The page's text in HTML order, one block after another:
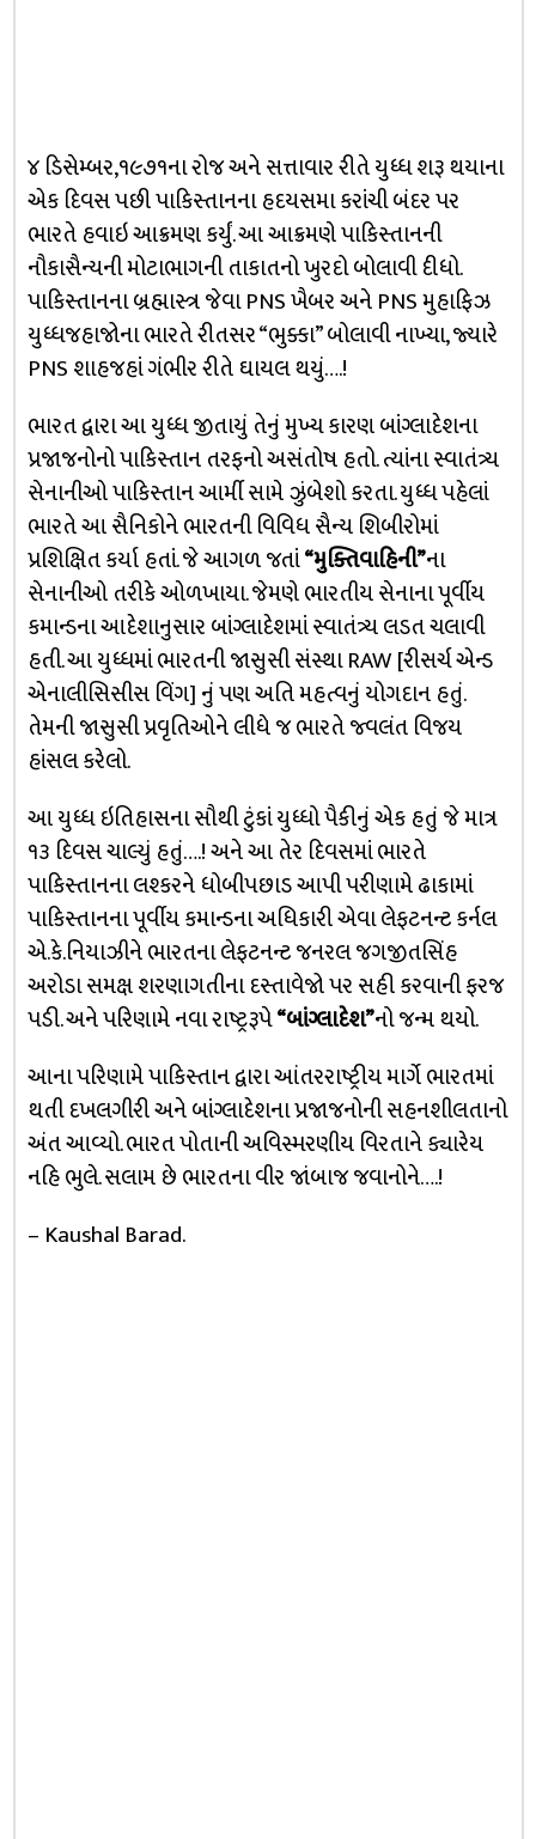
૪ ડિસેમ્બર,૧૯૭૧ના રોજ અને સત્તાવાર રીતે યુધ્ધ શરૂ થયાના
એક દિવસ પછી પાકિસ્તાનના હદયસમા કરાંચી બંદર પર
ભારતે હવાઇ આક્રમણ કર્યું. આ આક્રમણે પાકિસ્તાનની
નૌકાસૈન્યની મોટાભાગની તાકાતનો ખુરદો બોલાવી દીધો.
પાકિસ્તાનના બ્રહ્માસ્ત્ર જેવા PNS ખૈબર અને PNS મુહાફિઝ
યુધ્ધજહાજોના ભારતે રીતસર “ભુક્કા” બોલાવી નાખ્યા, જ્યારે
PNS શાહજહાં ગંભીર રીતે ઘાયલ થયું….!
ભારત દ્વારા આ યુધ્ધ જીતાયું તેનું મુખ્ય કારણ બાંગ્લાદેશના
પ્રજાજનોનો પાકિસ્તાન તરફનો અસંતોષ હતો. ત્યાંના સ્વાતંત્ર્ય
સેનાનીઓ પાકિસ્તાન આર્મી સામે ઝુંબેશો કરતા. યુધ્ધ પહેલાં
ભારતે આ સૈનિકોને ભારતની વિવિધ સૈન્ય શિબીરોમાં
પ્રશિક્ષિત કર્યા હતાં. જે આગળ જતાં“મુક્તિવાહિની”ના
સેનાનીઓ તરીકે ઓળખાયા. જેમણે ભારતીય સેનાના પૂર્વીય
કમાન્ડના આદેશાનુસાર બાંગ્લાદેશમાં સ્વાતંત્ર્ય લડત ચલાવી
હતી. આ યુધ્ધમાં ભારતની જાસુસી સંસ્થા RAW [રીસર્ચ એન્ડ
એનાલીસિસીસ વિંગ] નું પણ અતિ મહત્વનું યોગદાન હતું.
તેમની જાસુસી પ્રવૃતિઓને લીધે જ ભારતે જ્વલંત વિજય
હાંસલ કરેલો.
આ યુધ્ધ ઇતિહાસના સૌથી ટુંકાં યુધ્ધો પૈકીનું એક હતું જે માત્ર
૧૩ દિવસ ચાલ્યું હતું….! અને આ તેર દિવસમાં ભારતે
પાકિસ્તાનના લશ્કરને ધોબીપછાડ આપી પરીણામે ઢાકામાં
પાકિસ્તાનના પૂર્વીય કમાન્ડના અધિકારી એવા લેફટનન્ટ કર્નલ
એ.કે.નિયાઝીને ભારતના લેફટનન્ટ જનરલ જગજીતસિંહ
અરોડા સમક્ષ શરણાગતીના દસ્તાવેજો પર સહી કરવાની ફરજ
પડી. અને પરિણામે નવા રાષ્ટ્રરૂપે“બાંગ્લાદેશ”નો જન્મ થયો.
આના પરિણામે પાકિસ્તાન દ્વારા આંતરરાષ્ટ્રીય માર્ગે ભારતમાં
થતી દખલગીરી અને બાંગ્લાદેશના પ્રજાજનોની સહનશીલતાનો
અંત આવ્યો. ભારત પોતાની અવિસ્મરણીય વિરતાને ક્યારેય
નહિ ભુલે. સલામ છે ભારતના વીર જાંબાજ જવાનોને….!
– Kaushal Barad.